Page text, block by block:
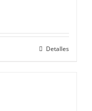
Detalles